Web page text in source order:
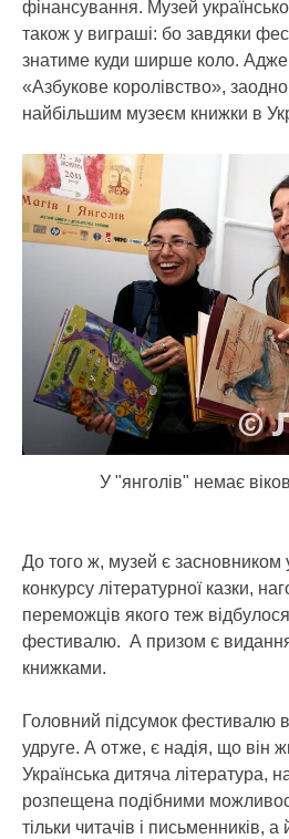
фінансування. Музей
також у виграші: бо завдяки
знатиме куди ширше коло.
«Азбукове королівство»,
найбільшим музеєм книжки в
У "янголів" немає
До того ж, музей є засновником
конкурсу літературної казки,
переможців якого теж
фестивалю. А призом є
книжками.
Головний підсумок фестивалю
удруге. А отже, є надія, що він
Українська дитяча література,
розпещена подібними
тільки читачів і письменників, а